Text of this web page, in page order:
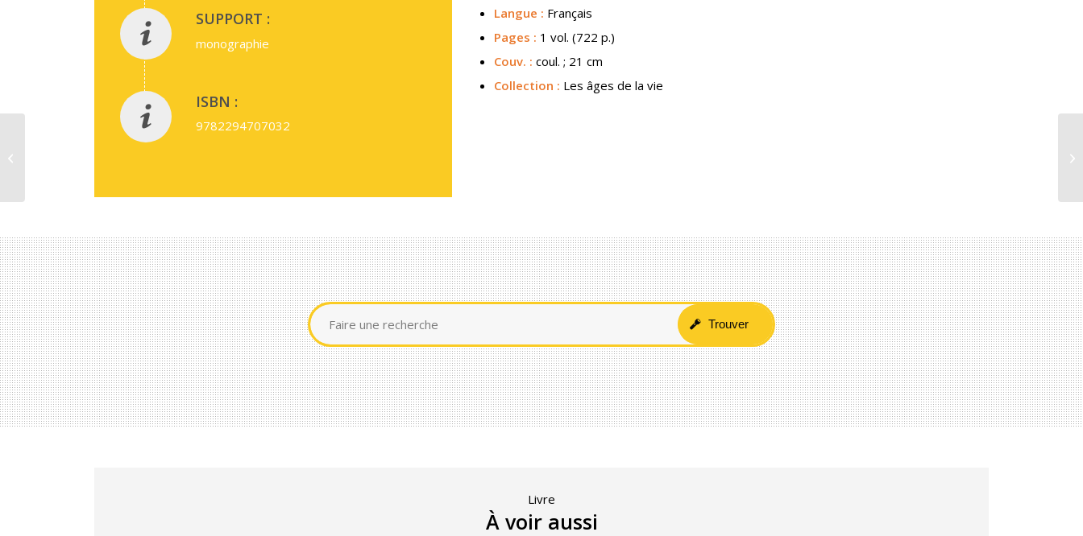
SUPPORT :
monographie
ISBN :
9782294707032
Langue : Français
Pages : 1 vol. (722 p.)
Couv. : coul. ; 21 cm
Collection : Les âges de la vie
Livre
À voir aussi